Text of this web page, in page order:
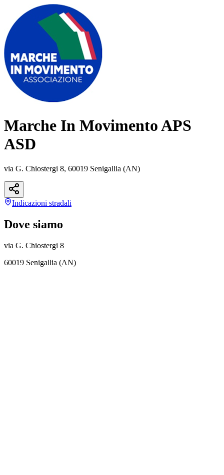
Marche In Movimento APS
ASD
via G. Chiostergi 8, 60019 Senigallia (AN)
Indicazioni stradali
Dove siamo
via G. Chiostergi 8
60019 Senigallia (AN)